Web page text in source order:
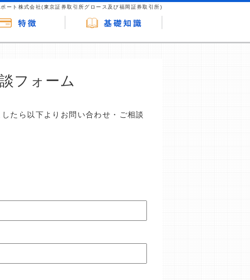
ート株式会社(東京証券取引所グロース及び福岡証券取引所)
フォーム
たら以下よりお問い合わせ・ご相談